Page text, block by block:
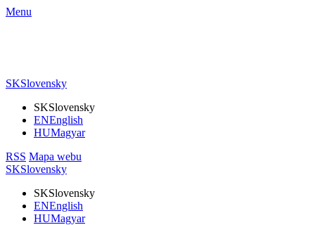
Menu
SKSlovensky
SKSlovensky
ENEnglish
HUMagyar
RSS Mapa webu
SKSlovensky
SKSlovensky
ENEnglish
HUMagyar